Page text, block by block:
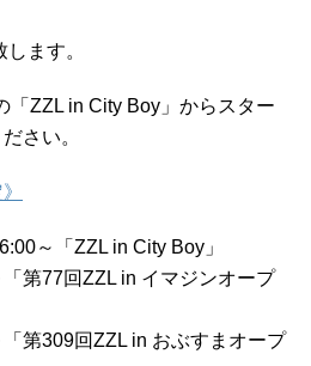
ます。
「ZZL in City Boy」からスター
さい。
～「ZZL in City Boy」
第77回ZZL in イマジンオープ
第309回ZZL in おぶすまオープ